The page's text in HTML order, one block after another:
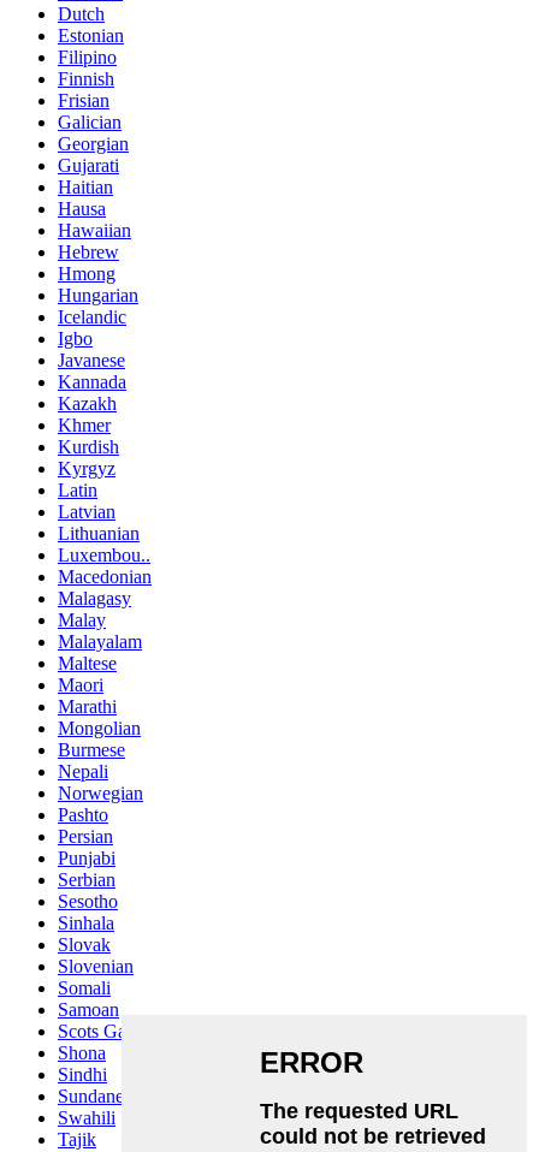
Dutch
Estonian
Filipino
Finnish
Frisian
Galician
Georgian
Gujarati
Haitian
Hausa
Hawaiian
Hebrew
Hmong
Hungarian
Icelandic
Igbo
Javanese
Kannada
Kazakh
Khmer
Kurdish
Kyrgyz
Latin
Latvian
Lithuanian
Luxembou..
Macedonian
Malagasy
Malay
Malayalam
Maltese
Maori
Marathi
Mongolian
Burmese
Nepali
Norwegian
Pashto
Persian
Punjabi
Serbian
Sesotho
Sinhala
Slovak
Slovenian
Somali
Samoan
Scots Gaelic
Shona
Sindhi
Sundanese
Swahili
Tajik